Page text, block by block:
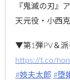
『鬼滅の刃』
天元役・小西
▼第1弾PV＆派
https://t.co/
#妓夫太郎 #堕